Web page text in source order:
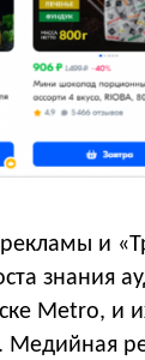
и
знания
Metro, и